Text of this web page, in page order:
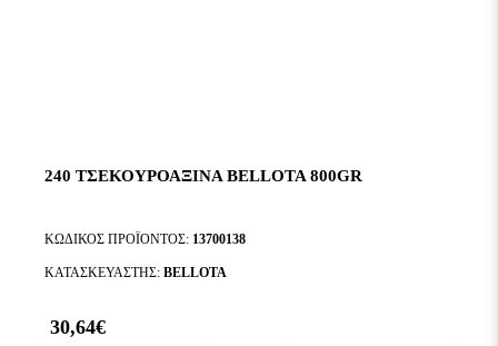
240 ΤΣΕΚΟΥΡΟΑΞΙΝΑ BELLOTA 800GR
ΚΩΔΙΚΌΣ ΠΡΟΪΌΝΤΟΣ: 13700138
ΚΑΤΑΣΚΕΥΑΣΤΉΣ: BELLOTA
30,64€